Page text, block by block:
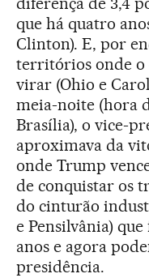
que há quatro
Clinton). E, por
territórios onde o
virar (Ohio e
meia-noite (hora
Brasília), o vice-
aproximava da
onde Trump
de conquistar os
do cinturão
e Pensilvânia)
anos e agora
presidência.